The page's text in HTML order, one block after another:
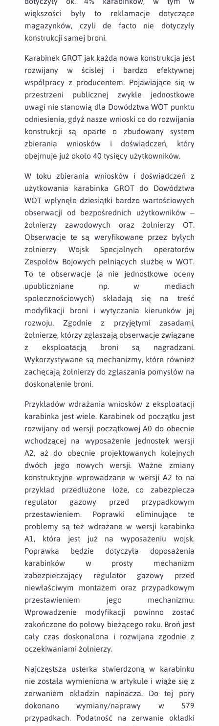
większości były to reklamacje dotyczące
magazynków, czyli de facto nie dotyczyły
konstrukcji samej broni.
Karabinek GROT jak każda nowa konstrukcja jest
rozwijany w ścisłej i bardzo efektywnej
współpracy z producentem. Pojawiające się w
przestrzeni publicznej zwykle jednostkowe
uwagi nie stanowią dla Dowództwa WOT punktu
odniesienia, gdyż nasze wnioski co do rozwijania
konstrukcji są oparte o zbudowany system
zbierania wniosków i doświadczeń, który
obejmuje już około 40 tysięcy użytkowników.
W toku zbierania wniosków i doświadczeń z
użytkowania karabinka GROT do Dowództwa
WOT wpłynęło dziesiątki bardzo wartościowych
obserwacji od bezpośrednich użytkowników –
żołnierzy zawodowych oraz żołnierzy OT.
Obserwacje te są weryfikowane przez byłych
żołnierzy Wojsk Specjalnych operatorów
Zespołów Bojowych pełniących służbę w WOT.
To te obserwacje (a nie jednostkowe oceny
upubliczniane np. w mediach
społecznościowych) składają się na treść
modyfikacji broni i wytyczania kierunków jej
rozwoju. Zgodnie z przyjętymi zasadami,
żołnierze, którzy zgłaszają obserwacje związane
z eksploatacją broni są nagradzani.
Wykorzystywane są mechanizmy, które również
zachęcają żołnierzy do zgłaszania pomysłów na
doskonalenie broni.
Przykładów wdrażania wniosków z eksploatacji
karabinka jest wiele. Karabinek od początku jest
rozwijany od wersji początkowej A0 do obecnie
wchodzącej na wyposażenie jednostek wersji
A2, aż do obecnie projektowanych kolejnych
dwóch jego nowych wersji. Ważne zmiany
konstrukcyjne wprowadzane w wersji A2 to na
przykład przedłużone łoże, co zabezpiecza
regulator gazowy przed przypadkowym
przestawieniem. Poprawki eliminujące te
problemy są też wdrażane w wersji karabinka
A1, która jest już na wyposażeniu wojsk.
Poprawka będzie dotyczyła doposażenia
karabinków w prosty mechanizm
zabezpieczający regulator gazowy przed
niewłaściwym montażem oraz przypadkowym
przestawieniem jego mechanizmu.
Wprowadzenie modyfikacji powinno zostać
zakończone do połowy bieżącego roku. Broń jest
cały czas doskonalona i rozwijana zgodnie z
oczekiwaniami żołnierzy.
Najczęstsza usterka stwierdzoną w karabinku
nie została wymieniona w artykule i wiąże się z
zerwaniem okładzin napinacza. Do tej pory
dokonano wymiany/naprawy w 579
przypadkach. Podatność na zerwanie okładki